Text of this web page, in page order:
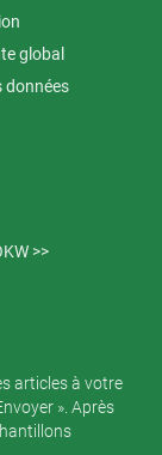
global
données
>>
articles à votre
». Après